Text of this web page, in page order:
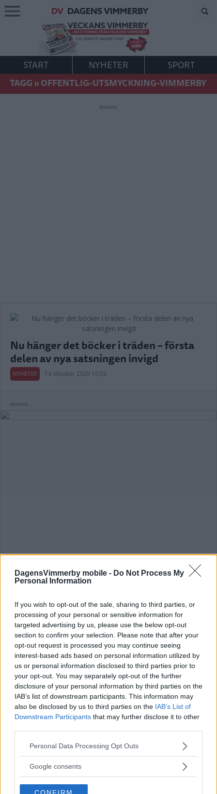
DagensVimmerby mobile - Do Not Process My
Personal Information
If you wish to opt-out of the sale, sharing to third parties, or
processing of your personal or sensitive information for
targeted advertising by us, please use the below opt-out
section to confirm your selection. Please note that after your
opt-out request is processed you may continue seeing
interest-based ads based on personal information utilized by
us or personal information disclosed to third parties prior to
your opt-out. You may separately opt-out of the further
disclosure of your personal information by third parties on the
IAB’s list of downstream participants. This information may
also be disclosed by us to third parties on the IAB’s List of
Downstream Participants that may further disclose it to other
Please note that this website/app uses one or more Google
not limited to your visit or usage behaviour. You may click to
use your data for below specified purposes in below Google
Personal Data Processing Opt Outs
Google consents
CONFIRM
START NYHETER
SPORT
TAGG»OFFENTLIG-UTSMYCKNING-VIMMERBY
Annons:
Nu hänger det böcker i träden – första
delen av nya satsningen invigd
NYHETER 14 oktober 2025 10.53
Annons:
"Pigga" blir ansvarig för offentliga
utsmyckningar: "Då har ni valt fel
person"
NYHETER 30 april 2025 04.00
Föreståndaren ska ta beslut om
offentliga utsmyckningar – pengar
omfördelas
POLITIK 09 april 2025 08.00